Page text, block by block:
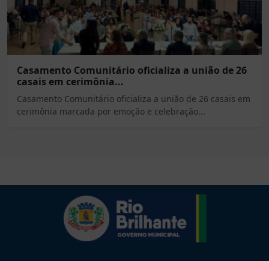
Casamento Comunitário oficializa a união de 26
casais em cerimônia...
Casamento Comunitário oficializa a união de 26 casais em
cerimônia marcada por emoção e celebração...